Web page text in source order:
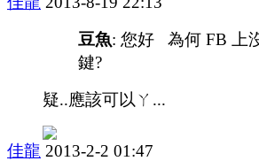
豆魚: 您好 為何 FB 上
鍵?
疑..應該可以ㄚ...
佳龍 2013-2-2 01:47